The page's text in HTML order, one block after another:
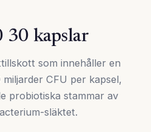
30 kapslar
som innehåller en
CFU per kapsel,
probiotiska stammar av
släktet.